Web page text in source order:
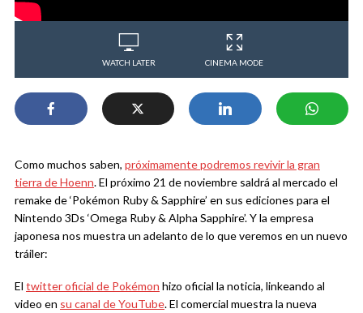
WATCH LATER CINEMA MODE
Como muchos saben, próximamente podremos revivir la gran
tierra de Hoenn. El próximo 21 de noviembre saldrá al mercado el
remake de ‘Pokémon Ruby & Sapphire’ en sus ediciones para el
Nintendo 3Ds ‘Omega Ruby & Alpha Sapphire’. Y la empresa
japonesa nos muestra un adelanto de lo que veremos en un nuevo
tráiler:
El twitter oficial de Pokémon hizo oficial la noticia, linkeando al
video en su canal de YouTube. El comercial muestra la nueva